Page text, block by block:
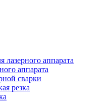
аппарата
аппарата
сварки
резка